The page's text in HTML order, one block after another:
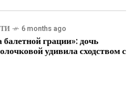
6 months ago
грации»: дочь
удивила сходством с